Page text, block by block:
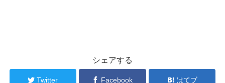
シェアする
Twitter Facebook はてブ